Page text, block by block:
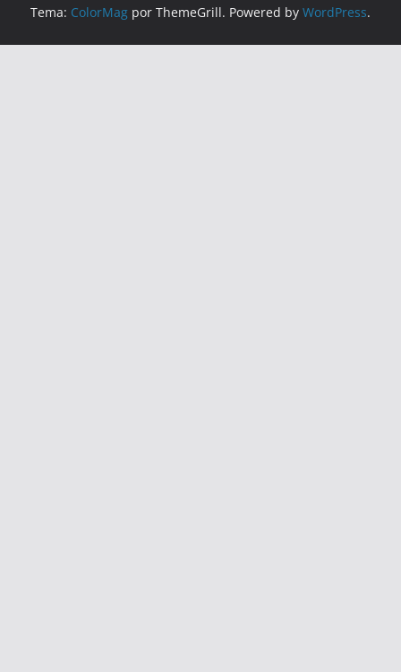
Tema: ColorMag por ThemeGrill. Powered by WordPress.